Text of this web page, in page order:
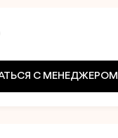
С МЕНЕДЖЕРОМ